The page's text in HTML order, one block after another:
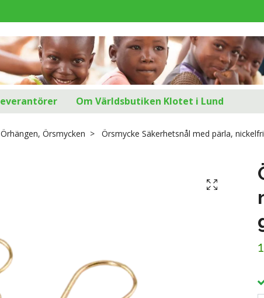
Om Världsbutiken Klotet i Lund
Örhängen, Örsmycken Örsmycke Säkerhetsnål med pärla,